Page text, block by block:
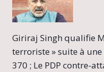
Giriraj Singh qualifie
terroriste » suite à
370 ; Le PDP contre-